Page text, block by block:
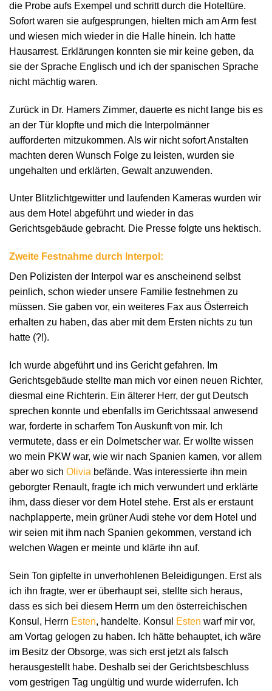
die Probe aufs Exempel und schritt durch die Hoteltüre.
Sofort waren sie aufgesprungen, hielten mich am Arm fest
und wiesen mich wieder in die Halle hinein. Ich hatte
Hausarrest. Erklärungen konnten sie mir keine geben, da
sie der Sprache Englisch und ich der spanischen Sprache
nicht mächtig waren.
Zurück in Dr. Hamers Zimmer, dauerte es nicht lange bis es
an der Tür klopfte und mich die Interpolmänner
aufforderten mitzukommen. Als wir nicht sofort Anstalten
machten deren Wunsch Folge zu leisten, wurden sie
ungehalten und erklärten, Gewalt anzuwenden.
Unter Blitzlichtgewitter und laufenden Kameras wurden wir
aus dem Hotel abgeführt und wieder in das
Gerichtsgebäude gebracht. Die Presse folgte uns hektisch.
Zweite Festnahme durch Interpol:
Den Polizisten der Interpol war es anscheinend selbst
peinlich, schon wieder unsere Familie festnehmen zu
müssen. Sie gaben vor, ein weiteres Fax aus Österreich
erhalten zu haben, das aber mit dem Ersten nichts zu tun
hatte (?!).
Ich wurde abgeführt und ins Gericht gefahren. Im
Gerichtsgebäude stellte man mich vor einen neuen Richter,
diesmal eine Richterin. Ein älterer Herr, der gut Deutsch
sprechen konnte und ebenfalls im Gerichtssaal anwesend
war, forderte in scharfem Ton Auskunft von mir. Ich
vermutete, dass er ein Dolmetscher war. Er wollte wissen
wo mein PKW war, wie wir nach Spanien kamen, vor allem
aber wo sich Olivia befände. Was interessierte ihn mein
geborgter Renault, fragte ich mich verwundert und erklärte
ihm, dass dieser vor dem Hotel stehe. Erst als er erstaunt
nachplapperte, mein grüner Audi stehe vor dem Hotel und
wir seien mit ihm nach Spanien gekommen, verstand ich
welchen Wagen er meinte und klärte ihn auf.
Sein Ton gipfelte in unverhohlenen Beleidigungen. Erst als
ich ihn fragte, wer er überhaupt sei, stellte sich heraus,
dass es sich bei diesem Herrn um den österreichischen
Konsul, Herrn Esten, handelte. Konsul Esten warf mir vor,
am Vortag gelogen zu haben. Ich hätte behauptet, ich wäre
im Besitz der Obsorge, was sich erst jetzt als falsch
herausgestellt habe. Deshalb sei der Gerichtsbeschluss
vom gestrigen Tag ungültig und wurde widerrufen. Ich